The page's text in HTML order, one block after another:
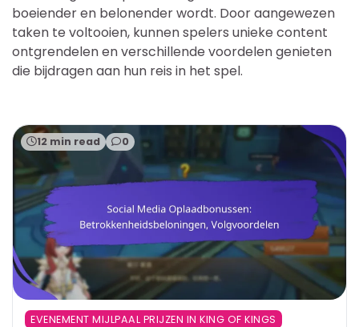
boeiender en belonender wordt. Door aangewezen
taken te voltooien, kunnen spelers unieke content
ontgrendelen en verschillende voordelen genieten
die bijdragen aan hun reis in het spel.
12 min read 0
EVENEMENT MIJLPAAL PRIJZEN IN KING OF KINGS